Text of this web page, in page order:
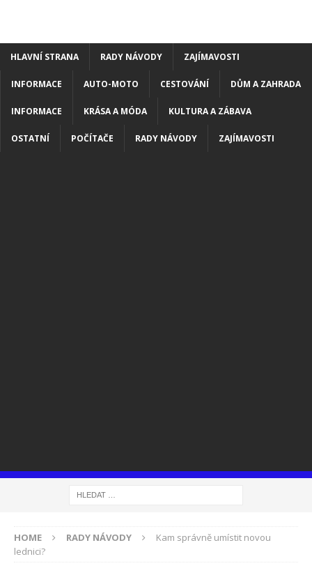
HLAVNÍ STRANA RADY NÁVODY ZAJÍMAVOSTI
INFORMACE AUTO-MOTO CESTOVÁNÍ DŮM A ZAHRADA
INFORMACE KRÁSA A MÓDA KULTURA A ZÁBAVA
OSTATNÍ POČÍTAČE RADY NÁVODY ZAJÍMAVOSTI
HOME RADY NÁVODY
Kam správně umístit novou
lednici?